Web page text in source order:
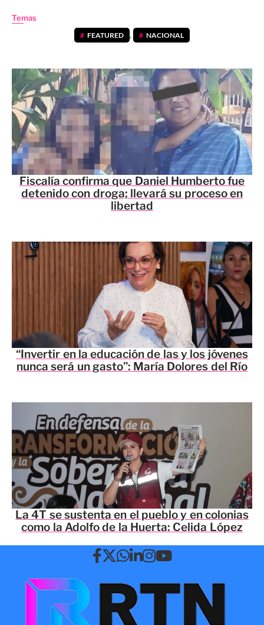
Temas
FEATURED , NACIONAL
Fiscalía confirma que Daniel Humberto fue
detenido con droga; llevará su proceso en
libertad
“Invertir en la educación de las y los jóvenes
nunca será un gasto”: María Dolores del Río
La 4T se sustenta en el pueblo y en colonias
como la Adolfo de la Huerta: Celida López